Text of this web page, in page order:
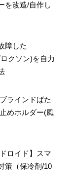
を改造/自作し
障した
クソン)を自力
ラインドばた
めホルダー(風
ロイド】スマ
策（保冷剤/10